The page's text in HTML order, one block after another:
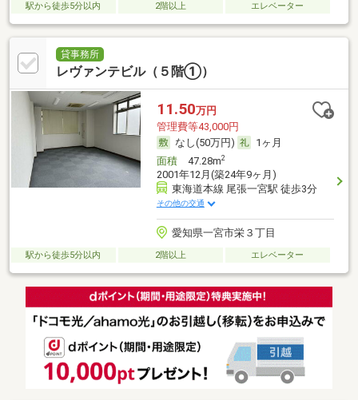
駅から徒歩5分以内 2階以上 エレベーター
貸事務所
レヴァンテビル（５階①）
11.50万円
管理費等43,000円
なし(50万円)
1ヶ月
面積47.28m2
2001年12月(築24年9ヶ月)
東海道本線 尾張一宮駅 徒歩3分
その他の交通
愛知県一宮市栄３丁目
駅から徒歩5分以内 2階以上 エレベーター